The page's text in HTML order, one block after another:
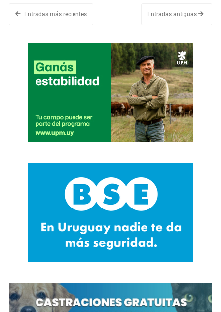
Entradas más recientes Entradas antiguas